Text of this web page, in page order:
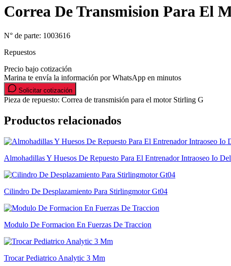
Correa De Transmision Para El
N° de parte: 1003616
Repuestos
Precio bajo cotización
Marina te envía la información por WhatsApp en minutos
Solicitar cotización
Pieza de repuesto: Correa de transmisión para el motor Stirling G
Productos relacionados
Almohadillas Y Huesos De Repuesto Para El Entrenador Intraoseo Io
Cilindro De Desplazamiento Para Stirlingmotor Gt04
Modulo De Formacion En Fuerzas De Traccion
Trocar Pediatrico Analytic 3 Mm